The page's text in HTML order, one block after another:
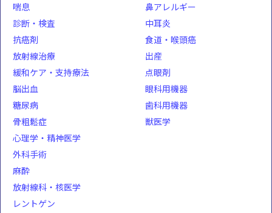
喘息
診断・検査
抗癌剤
放射線治療
緩和ケア・支持療法
脳出血
糖尿病
骨粗鬆症
鼻アレルギー
中耳炎
食道・喉頭癌
出産
点眼剤
眼科用機器
歯科用機器
獣医学
心理学・精神医学
外科手術
麻酔
放射線科・核医学
レントゲン